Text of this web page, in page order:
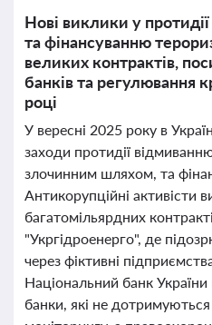
Нові виклики у
та фінансуванню
великих контрактів,
банків та регулювання
році
У вересні 2025 року в
заходи протидії
злочинним шляхом, та
Антикорупційні активісти
багатомільярдних
"Укргідроенерго", де
через фіктивні
Національний банк
банки, які не